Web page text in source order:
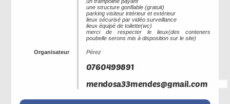
une structure gonflable (gratuit)
parking visiteur intérieur et extérieur
lieux sécurisé par vidéo surveillance
lieux équipé de toilette(wc)
merci de respecter le lieux(des conteners
poubelle serons mis à disposition sur le site)
Organisateur Pérez